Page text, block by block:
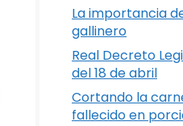
La importancia
gallinero
Real Decreto
del 18 de abril
Cortando la
fallecido en